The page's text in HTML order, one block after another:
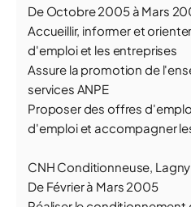
De Octobre 2005 à Mars
Accueillir, informer et
d'emploi et les entreprises
Assure la promotion de
services ANPE
Proposer des offres
d'emploi et accompagner
CNH Conditionneuse,
De Février à Mars 2005